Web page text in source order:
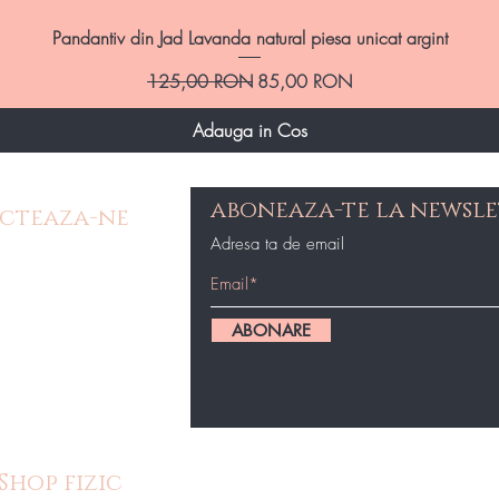
Afișare rapidă
Pandantiv din Jad Lavanda natural piesa unicat argint
Preț normal
125,00 RON Preț redus
85,00 RON
Adauga in Cos
ne aboneaza-te la
Adresa ta de email
ABONARE
fizic